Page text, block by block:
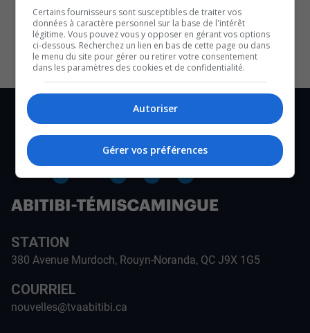
SOUTENIR NOS MÉDIAS, C’EST PROTÉGER NOTRE
CULTURE ET NOTRE ÉCONOMIE
STATION
380 Avenue Murdoch, Rouyn-Noranda, QC J9X 1G5
COURRIEL
nouvelles@tvaabitibi.ca
Certains fournisseurs sont susceptibles de traiter vos
données à caractère personnel sur la base de l'intérêt
légitime. Vous pouvez vous y opposer en gérant vos options
ci-dessous. Recherchez un lien en bas de cette page ou dans
le menu du site pour gérer ou retirer votre consentement
dans les paramètres des cookies et de confidentialité.
Autoriser
Gérer vos préférences